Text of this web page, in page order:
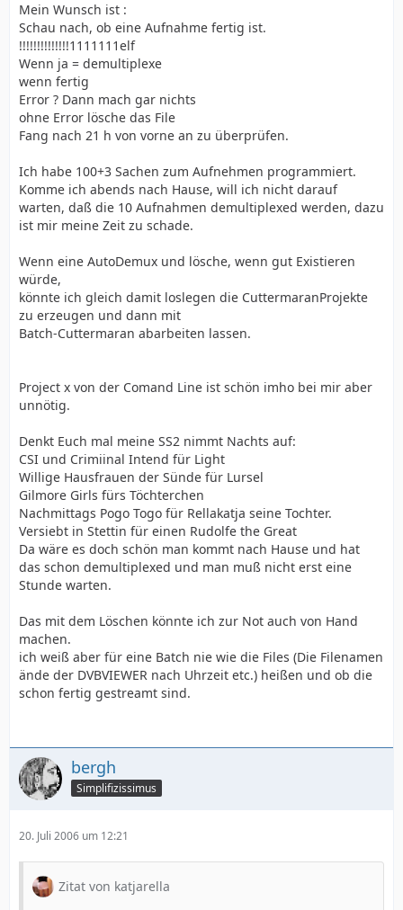
Mein Wunsch ist :
Schau nach, ob eine Aufnahme fertig ist.
!!!!!!!!!!!!!!1111111elf
Wenn ja = demultiplexe
wenn fertig
Error ? Dann mach gar nichts
ohne Error lösche das File
Fang nach 21 h von vorne an zu überprüfen.
Ich habe 100+3 Sachen zum Aufnehmen programmiert.
Komme ich abends nach Hause, will ich nicht darauf
warten, daß die 10 Aufnahmen demultiplexed werden, dazu
ist mir meine Zeit zu schade.
Wenn eine AutoDemux und lösche, wenn gut Existieren
würde,
könnte ich gleich damit loslegen die CuttermaranProjekte
zu erzeugen und dann mit
Batch-Cuttermaran abarbeiten lassen.
Project x von der Comand Line ist schön imho bei mir aber
unnötig.
Denkt Euch mal meine SS2 nimmt Nachts auf:
CSI und Crimiinal Intend für Light
Willige Hausfrauen der Sünde für Lursel
Gilmore Girls fürs Töchterchen
Nachmittags Pogo Togo für Rellakatja seine Tochter.
Versiebt in Stettin für einen Rudolfe the Great
Da wäre es doch schön man kommt nach Hause und hat
das schon demultiplexed und man muß nicht erst eine
Stunde warten.
Das mit dem Löschen könnte ich zur Not auch von Hand
machen.
ich weiß aber für eine Batch nie wie die Files (Die Filenamen
ände der DVBVIEWER nach Uhrzeit etc.) heißen und ob die
schon fertig gestreamt sind.
bergh
Simplifizissimus
20. Juli 2006 um 12:21
Zitat von katjarella